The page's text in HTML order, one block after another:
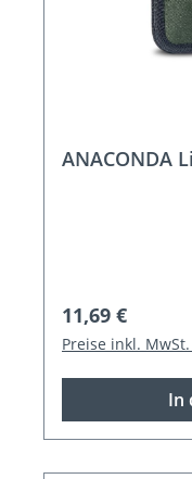
ANACONDA
Regulärer Preis:
11,69 €
Preise inkl.
In